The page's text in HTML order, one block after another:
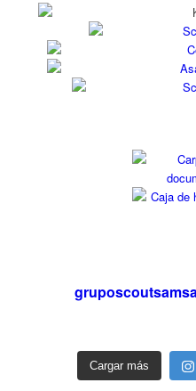
Cargar más